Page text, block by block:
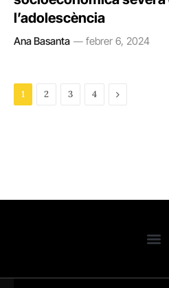
l’adolescència
Ana Basanta febrer 6, 2024
1 2 3 4 Next